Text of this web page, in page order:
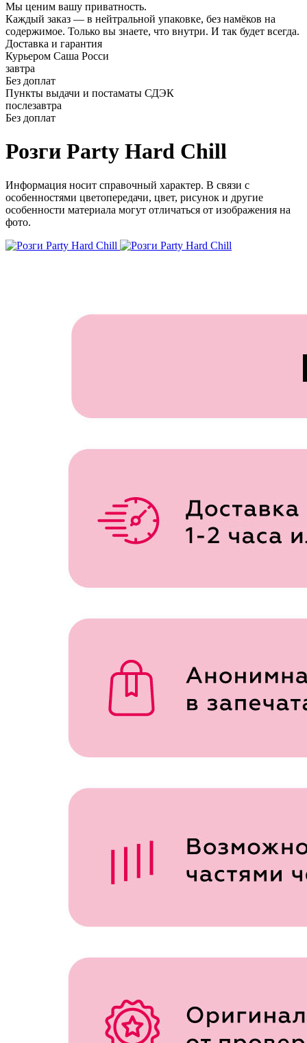
Мы ценим вашу приватность.
Каждый заказ — в нейтральной упаковке, без намёков на
содержимое. Только вы знаете, что внутри. И так будет всегда.
Доставка и гарантия
Курьером Саша Росси
завтра
Без доплат
Пункты выдачи и постаматы СДЭК
послезавтра
Без доплат
Розги Party Hard Chill
Информация носит справочный характер. В связи с
особенностями цветопередачи, цвет, рисунок и другие
особенности материала могут отличаться от изображения на
фото.